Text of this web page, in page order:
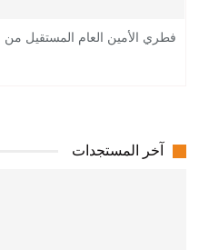
فطري الأمين العام المستقيل من
آخر المستجدات